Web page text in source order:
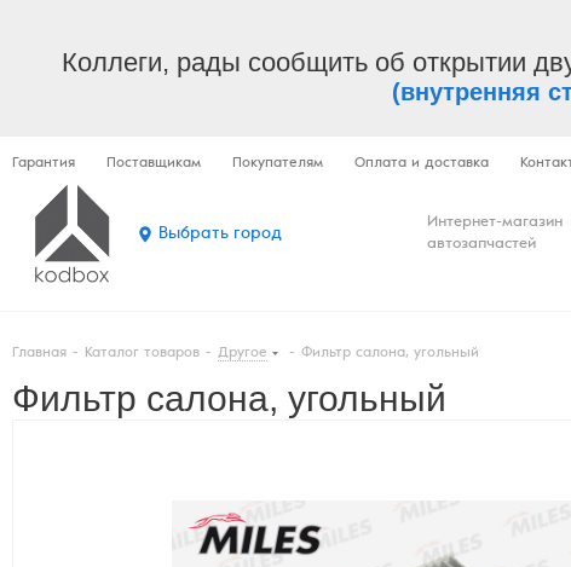
Коллеги, рады сообщить об открытии
(внутренняя
Гарантия Поставщикам Покупателям Оплата и доставка
Выбрать город
Интернет-магазин
автозапчастей
Главная - Каталог товаров - Другое - Фильтр салона, угольный
Фильтр салона, угольный